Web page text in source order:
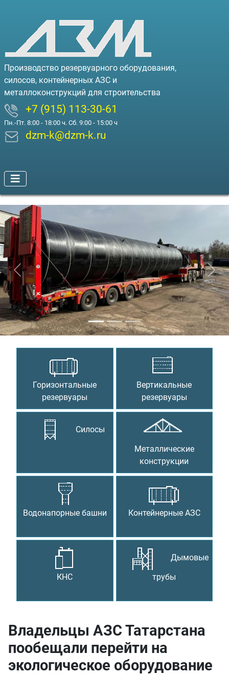
Производство резервуарного оборудования,
силосов, контейнерных АЗС и
металлоконструкций для строительства
+7 (915) 113-30-61
Пн.-Пт. 8:00 - 18:00 ч. Сб. 9:00 - 15:00 ч
dzm-k@dzm-k.ru
Предыдущий
Горизонтальные
резервуары
Вертикальные
резервуары
Силосы
Металлические
конструкции
Водонапорные башни Контейнерные АЗС
КНС
Дымовые
трубы
Владельцы АЗС Татарстана
пообещали перейти на
экологическое оборудование